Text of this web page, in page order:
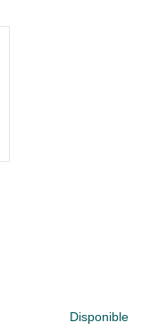
Disponible